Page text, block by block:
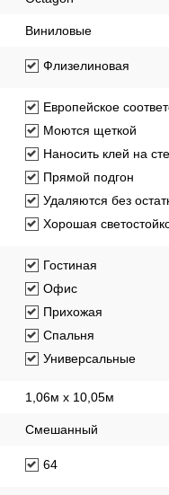
Виниловые
Флизелиновая
Европейское
Моются щеткой
Наносить клей на
Прямой подгон
Удаляются без
Хорошая
Гостиная
Офис
Прихожая
Спальня
Универсальные
1,06м х 10,05м
Смешанный
64